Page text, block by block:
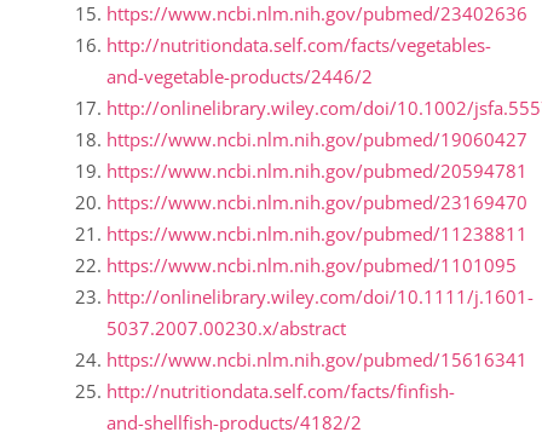
https://www.ncbi.nlm.nih.gov/pubmed/23402636
http://nutritiondata.self.com/facts/vegetables-
and-vegetable-products/2446/2
http://onlinelibrary.wiley.com/doi/10.1002/
https://www.ncbi.nlm.nih.gov/pubmed/19060427
https://www.ncbi.nlm.nih.gov/pubmed/20594781
https://www.ncbi.nlm.nih.gov/pubmed/23169470
https://www.ncbi.nlm.nih.gov/pubmed/11238811
https://www.ncbi.nlm.nih.gov/pubmed/1101095
http://onlinelibrary.wiley.com/doi/10.1111/j.1601-
5037.2007.00230.x/abstract
https://www.ncbi.nlm.nih.gov/pubmed/15616341
http://nutritiondata.self.com/facts/finfish-
and-shellfish-products/4182/2